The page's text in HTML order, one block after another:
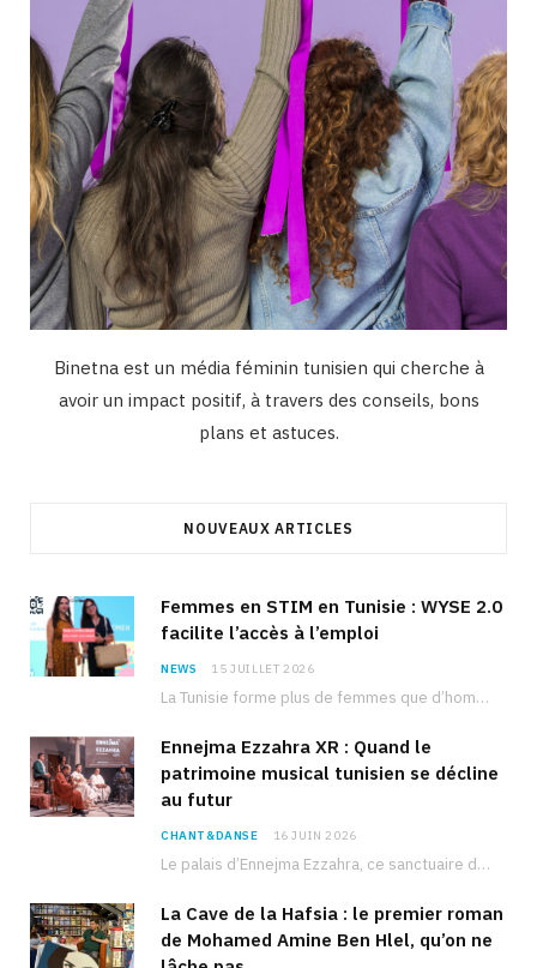
Binetna est un média féminin tunisien qui cherche à
avoir un impact positif, à travers des conseils, bons
plans et astuces.
NOUVEAUX ARTICLES
Femmes en STIM en Tunisie : WYSE 2.0
facilite l’accès à l’emploi
NEWS 15 JUILLET 2026
La Tunisie forme plus de femmes que d’hommes dans les filières scientifiques. Pourtant, pour beaucoup…
Ennejma Ezzahra XR : Quand le
patrimoine musical tunisien se décline
au futur
CHANT&DANSE 16 JUIN 2026
Le palais d’Ennejma Ezzahra, ce sanctuaire de la musique tunisienne et méditerranéenne construit par le…
La Cave de la Hafsia : le premier roman
de Mohamed Amine Ben Hlel, qu’on ne